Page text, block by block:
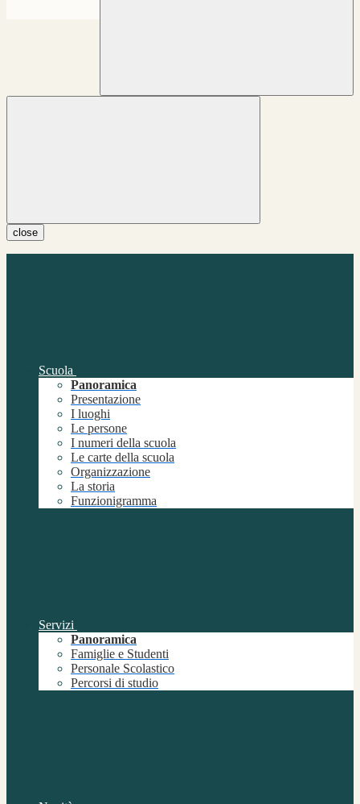
close
Scuola
Panoramica
Presentazione
I luoghi
Le persone
I numeri della scuola
Le carte della scuola
Organizzazione
La storia
Funzionigramma
Servizi
Panoramica
Famiglie e Studenti
Personale Scolastico
Percorsi di studio